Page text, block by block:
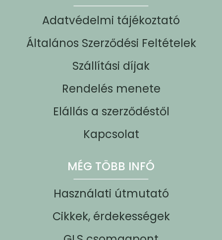
Adatvédelmi tájékoztató
Általános Szerződési Feltételek
Szállítási díjak
Rendelés menete
Elállás a szerződéstől
Kapcsolat
MÉG TÖBB INFÓ
Használati útmutató
Cikkek, érdekességek